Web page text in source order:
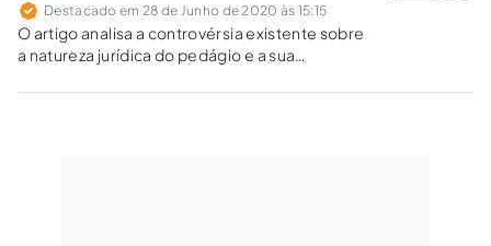
Destacado em 28 de Junho de 2020 às 15:15
O artigo analisa a controvérsia existente sobre
a natureza jurídica do pedágio e a sua
julgamento da ADI 800.